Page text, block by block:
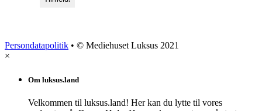
Persondatapolitik • © Mediehuset Luksus 2021
×
Om luksus.land
Velkommen til luksus.land! Her kan du lytte til vores